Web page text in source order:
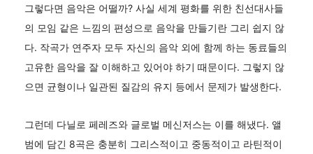
그렇다면 음악은 어떨까? 사실 세계 평화를 위한 친선대사들
의 모임 같은 느낌의 편성으로 음악을 만들기란 그리 쉽지 않
다. 작곡가 연주자 모두 자신의 음악 외에 함께 하는 동료들의
고유한 음악을 잘 이해하고 있어야 하기 때문이다. 그렇지 않
으면 균형이나 일관된 질감의 유지 등에서 문제가 발생한다.
그런데 다닐로 페레즈와 글로벌 메신저스는 이를 해냈다. 앨
범에 담긴 8곡은 충분히 그리스적이고 중동적이고 라틴적이